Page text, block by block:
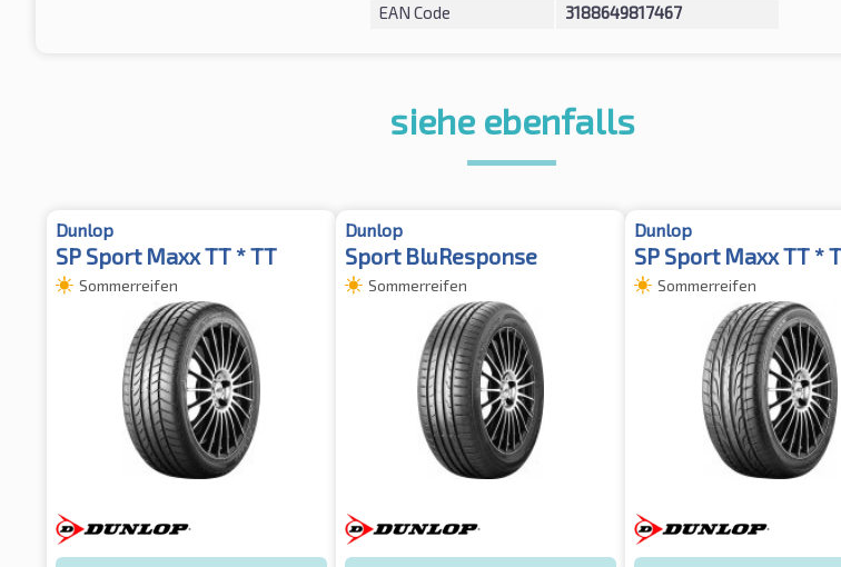
EAN Code 3188649817467
siehe ebenfalls
Dunlop
SP Sport Maxx TT * TT
Sommerreifen
Dunlop
Sport BluResponse
Sommerreifen
Dunlop
SP Sport Maxx TT *
Sommerreifen